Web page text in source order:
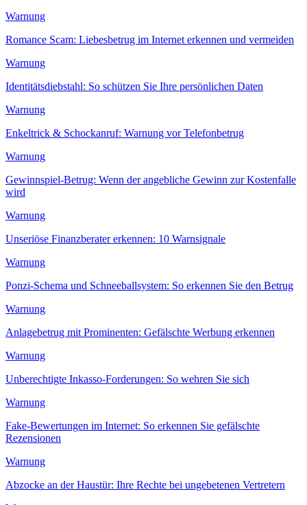
Warnung
Romance Scam: Liebesbetrug im Internet erkennen und vermeiden
Warnung
Identitätsdiebstahl: So schützen Sie Ihre persönlichen Daten
Warnung
Enkeltrick & Schockanruf: Warnung vor Telefonbetrug
Warnung
Gewinnspiel-Betrug: Wenn der angebliche Gewinn zur Kostenfalle
wird
Warnung
Unseriöse Finanzberater erkennen: 10 Warnsignale
Warnung
Ponzi-Schema und Schneeballsystem: So erkennen Sie den Betrug
Warnung
Anlagebetrug mit Prominenten: Gefälschte Werbung erkennen
Warnung
Unberechtigte Inkasso-Forderungen: So wehren Sie sich
Warnung
Fake-Bewertungen im Internet: So erkennen Sie gefälschte
Rezensionen
Warnung
Abzocke an der Haustür: Ihre Rechte bei ungebetenen Vertretern